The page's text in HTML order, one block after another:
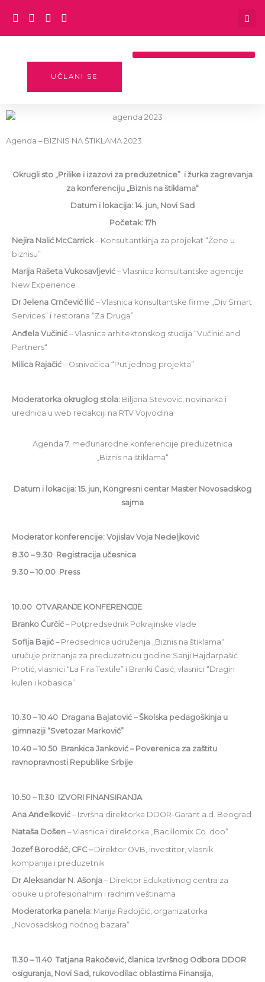
UČLANI SE
Agenda – BIZNIS NA ŠTIKLAMA 2023.
Okrugli sto „Prilike i izazovi za preduzetnice” i žurka zagrevanja
za konferenciju „Biznis na štiklama“
Datum i lokacija: 14. jun, Novi Sad
Početak: 17h
Nejira Nalić McCarrick– Konsultantkinja za projekat “Žene u
biznisu”
Marija Rašeta Vukosavljević – Vlasnica konsultantske agencije
New Experience
Dr Jelena Crnčević Ilić – Vlasnica konsultantske firme „Div Smart
Services” i restorana “Za Druga”
Anđela Vučinić – Vlasnica arhitektonskog studija “Vučinić and
Partners“
Milica Rajačić – Osnivačica “Put jednog projekta”
Moderatorka okruglog stola: Biljana Stevović, novinarka i
urednica u web redakciji na RTV Vojvodina
Agenda 7. međunarodne konferencije preduzetnica
„Biznis na štiklama“
Datum i lokacija: 15. jun, Kongresni centar Master Novosadskog
sajma
Moderator konferencije: Vojislav Voja Nedeljković
8.30 – 9.30 Registracija učesnica
9.30 – 10.00 Press
10.00 OTVARANJE KONFERENCIJE
Branko Ćurčić – Potpredsednik Pokrajinske vlade
Sofija Bajić – Predsednica udruženja „Biznis na štiklama“
uručuje priznanja za preduzetnicu godine Sanji Hajdarpašić
Protić, vlasnici “La Fira Textile” i Branki Ćasić, vlasnici “Dragin
kulen i kobasica”
10.30 – 10.40 Dragana Bajatović – Školska pedagoškinja u
gimnaziji “Svetozar Marković”
10.40 – 10.50 Brankica Janković – Poverenica za zaštitu
ravnopravnosti Republike Srbije
10.50 – 11:30 IZVORI FINANSIRANJA
Ana Anđelković – Izvršna direktorka DDOR-Garant a.d. Beograd
Nataša Došen – Vlasnica i direktorka „Bacillomix Co. doo“
Jozef Borodáč, CFC – Direktor OVB, investitor, vlasnik
kompanija i preduzetnik
Dr Aleksandar N. Ašonja – Direktor Edukativnog centra za
obuke u profesionalnim i radnim veštinama
Moderatorka panela: Marija Radojčić, organizatorka
„Novosadskog noćnog bazara“
11.30 – 11.40 Tatjana Rakočević, članica Izvršnog Odbora DDOR
osiguranja, Novi Sad, rukovodilac oblastima Finansija,